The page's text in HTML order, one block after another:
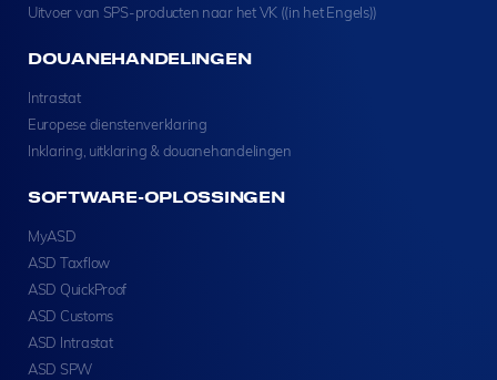
Uitvoer van SPS-producten naar het VK ((in het Engels))
DOUANEHANDELINGEN
Intrastat
Europese dienstenverklaring
Inklaring, uitklaring & douanehandelingen
SOFTWARE-OPLOSSINGEN
MyASD
ASD Taxflow
ASD QuickProof
ASD Customs
ASD Intrastat
ASD SPW